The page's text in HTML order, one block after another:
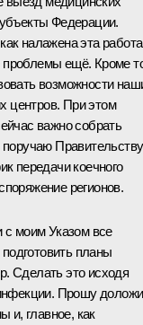
Федерации.
налажена эта
ещё. Кроме
возможности
центров. При этом
важно собрать
Правительству
передачи коечного
регионов.
с моим Указом все
планы
Сделать это исходя
Прошу
и, главное, как